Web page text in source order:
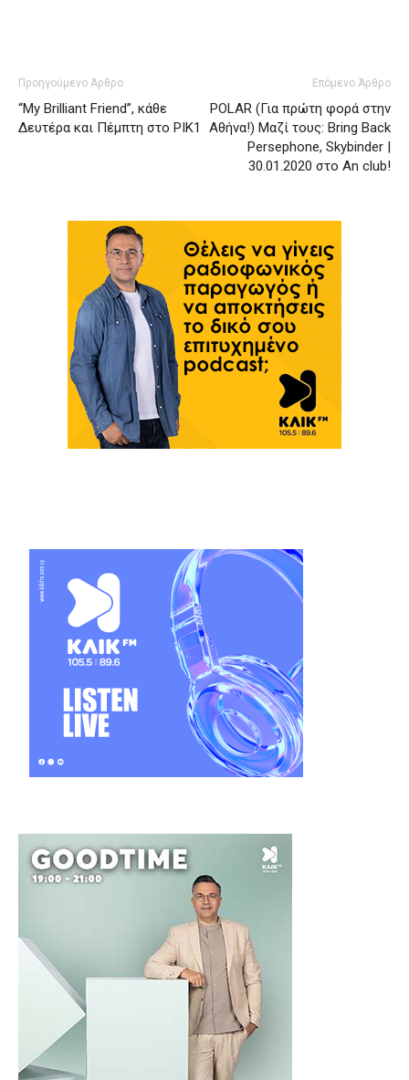
Προηγούμενο Άρθρο
“My Brilliant Friend”, κάθε
Δευτέρα και Πέμπτη στο ΡΙΚ1
Επόμενο Άρθρο
POLAR (Για πρώτη φορά στην
Αθήνα!) Μαζί τους: Bring Back
Persephone, Skybinder |
30.01.2020 στο An club!